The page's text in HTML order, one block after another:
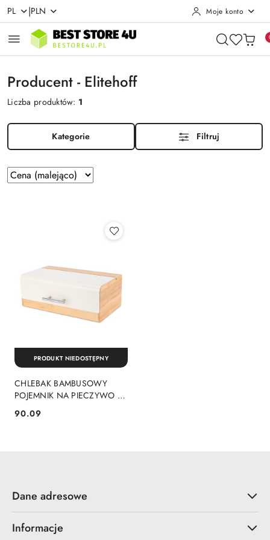
Przejdź do treści głównej
Przejdź do wyszukiwarki
Przejdź do moje konto
Przejdź do menu głównego
Przejdź do stopki
PL |PLN Moje konto
Producent - Elitehoff
Liczba produktów: 1
Kategorie Filtruj
Zastosowano
sortowanie:
Sortuj
według
CHLEBAK BAMBUSOWY
POJEMNIK NA PIECZYWO E-
6075 KREMOWY
Cena:
90.09
PRODUKT NIEDOSTĘPNY
Dane adresowe
Informacje